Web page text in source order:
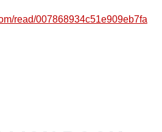
read/007868934c51e909eb7fa